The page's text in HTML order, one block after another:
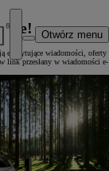
Otwórz menu
ekscytujące wiadomości, oferty
link przesłany w wiadomości e-